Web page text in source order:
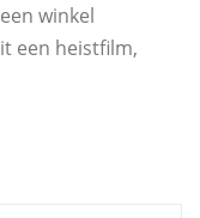
winkel
een heistfilm,